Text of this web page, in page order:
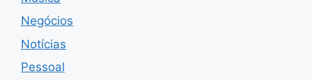
Negócios
Notícias
Pessoal